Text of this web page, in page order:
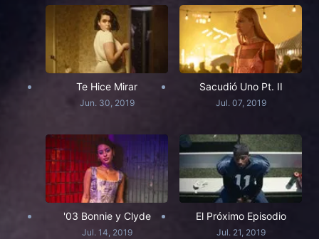
Te Hice Mirar
Jun. 30, 2019
Sacudió Uno Pt. II
Jul. 07, 2019
'03 Bonnie y Clyde
Jul. 14, 2019
El Próximo Episodio
Jul. 21, 2019